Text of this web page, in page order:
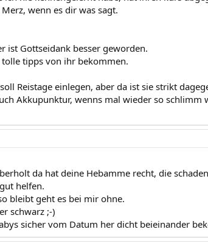
wenn es dir was sagt.
ist Gottseidank besser geworden.
tipps von ihr bekommen.
Reistage einlegen, aber da ist sie strikt
Akkupunktur, wenns mal wieder so schlimm
da hat deine Hebamme recht, die
helfen.
bleibt geht es bei mir ohne.
schwarz ;-)
sicher vom Datum her dicht beieinander